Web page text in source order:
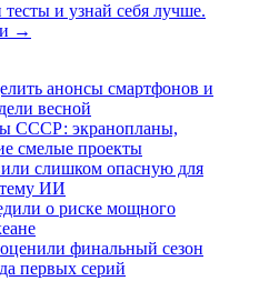
и узнай себя лучше.
→
анонсы смартфонов и
весной
СССР: экранопланы,
смелые проекты
слишком опасную для
ИИ
о риске мощного
финальный сезон
первых серий